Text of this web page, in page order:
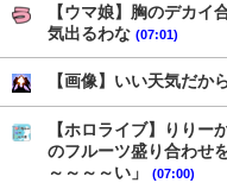
【ウマ娘】胸のデカイ
気出るわな (07:01)
【画像】いい天気だか
【ホロライブ】りりー
のフルーツ盛り合わせ
～～～～い」
(07:00)